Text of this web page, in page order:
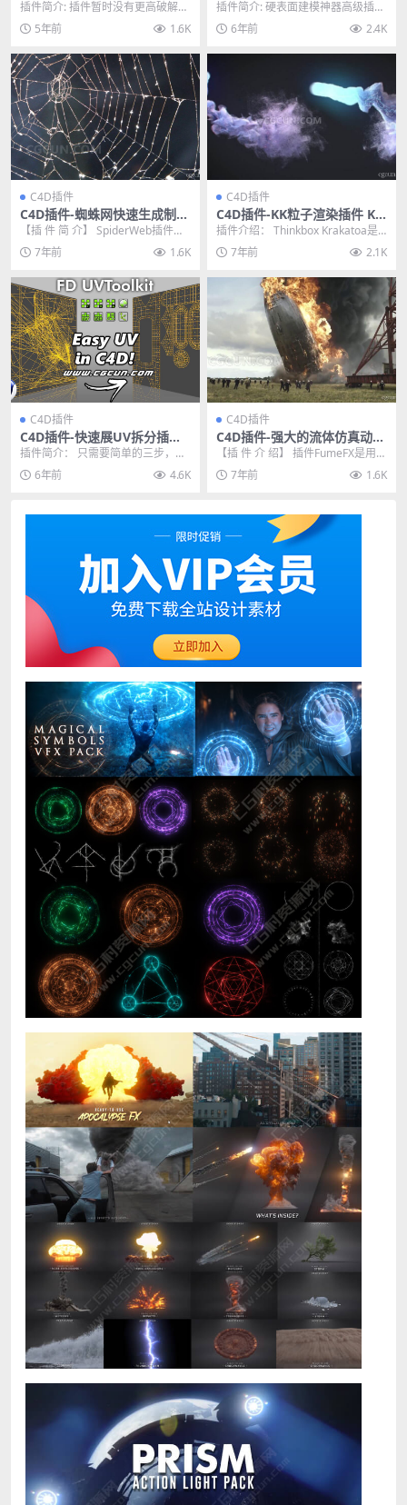
ealTraffic 1.00.2 For C4D R1
6-R19 Win破解版
插件简介: 插件暂时没有更高破解版
本，Cinema 4D R16-R19，Rea...
5年前 1.6K
插件 Nitro4D NitroBoxTool
v1.07 Win/Mac破解版
插件简介: 硬表面建模神器高级插件
Nitro4D NitroBoxTool v...
6年前 2.4K
C4D插件
C4D插件-蜘蛛网快速生成制作
插件 SpiderWeb 1.2 for Cin
ema 4D
【插 件 简 介】 SpiderWeb插件是
由valkaari出品的一款插件，能...
7年前 1.6K
C4D插件
C4D插件-KK粒子渲染插件 Kr
akatoa C4D 2.6.3 for Cinem
a 4D Win中文汉化版
插件介绍： Thinkbox Krakatoa是
一个体积粒子渲染插件，完全集成
在...7年前 2.1K
C4D插件
C4D插件-快速展UV拆分插件
FD UVToolkit 1.0 For Cine
ma 4D R19-R21
插件简介： 只需要简单的三步，就
可以完成模型展UV的过程，FD UVT
oolki...
6年前 4.6K
C4D插件
C4D插件-强大的流体仿真动力
学特效模拟插件 SitniSati Fu
meFX 5.0 Win版
【插 件 介 绍】 插件FumeFX是用于
Cinema 4D的功能强大的流体动
力...7年前 1.6K